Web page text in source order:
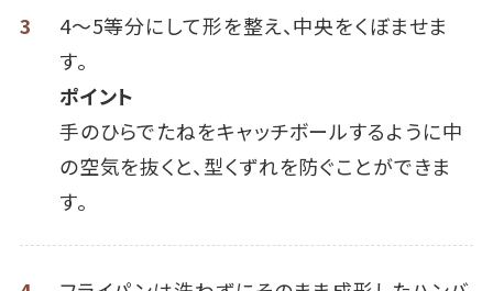
3
4～5等分にして形を整え、中央をくぼませま
す。
ポイント
手のひらでたねをキャッチボールするように中
の空気を抜くと、型くずれを防ぐことができま
す。